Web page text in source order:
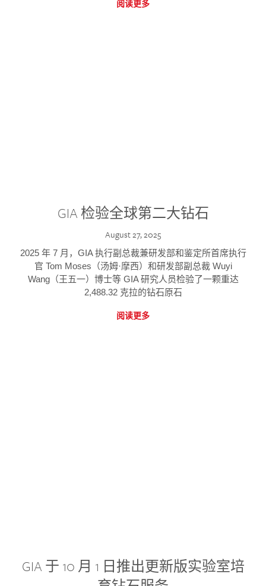
阅读更多
GIA 检验全球第二大钻石
August 27, 2025
2025 年 7 月，GIA 执行副总裁兼研发部和鉴定所首席执行
官 Tom Moses（汤姆·摩西）和研发部副总裁 Wuyi
Wang（王五一）博士等 GIA 研究人员检验了一颗重达
2,488.32 克拉的钻石原石
阅读更多
GIA 于 10 月 1 日推出更新版实验室培